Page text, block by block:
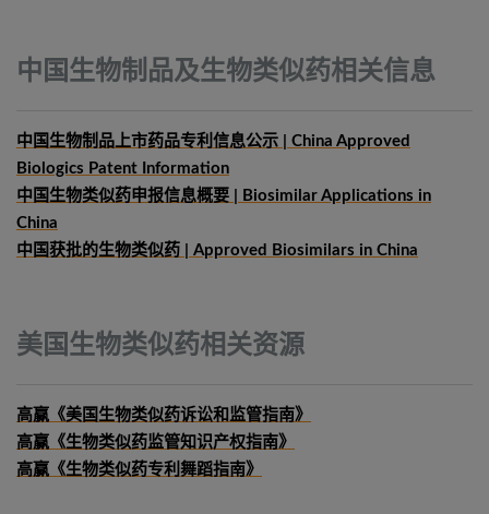
中国生物制品及生物类似药相关信息
中国生物制品上市药品专利信息公示 | China Approved
Biologics Patent Information
中国生物类似药申报信息概要 | Biosimilar Applications in
China
中国获批的生物类似药 | Approved Biosimilars in China
美国生物类似药相关资源
高赢《美国生物类似药诉讼和监管指南》
高赢《生物类似药监管知识产权指南》
高赢《生物类似药专利舞蹈指南》